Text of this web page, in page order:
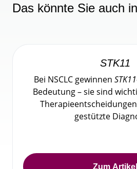
Das könnte Sie auch
STK11
Bei NSCLC gewinnen STK11
Bedeutung – sie sind
gestützte
Zum Artikel